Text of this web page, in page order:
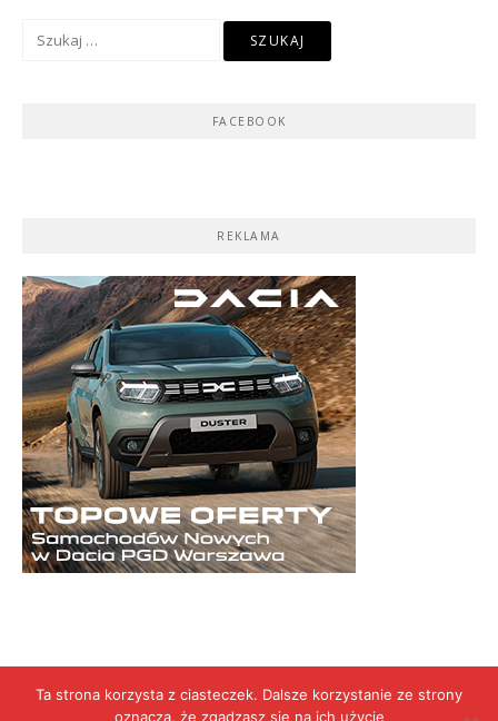
Szukaj:
FACEBOOK
REKLAMA
Ta strona korzysta z ciasteczek. Dalsze korzystanie ze strony
oznacza, że zgadzasz się na ich użycie